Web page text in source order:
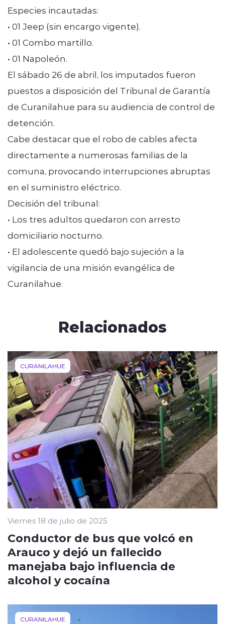
Especies incautadas:
• 01 Jeep (sin encargo vigente).
• 01 Combo martillo.
• 01 Napoleón.
El sábado 26 de abril, los imputados fueron
puestos a disposición del Tribunal de Garantía
de Curanilahue para su audiencia de control de
detención.
Cabe destacar que el robo de cables afecta
directamente a numerosas familias de la
comuna, provocando interrupciones abruptas
en el suministro eléctrico.
Decisión del tribunal:
• Los tres adultos quedaron con arresto
domiciliario nocturno.
• El adolescente quedó bajo sujeción a la
vigilancia de una misión evangélica de
Curanilahue.
Relacionados
CURANILAHUE
Viernes 18 de julio de 2025
Conductor de bus que volcó en
Arauco y dejó un fallecido
manejaba bajo influencia de
alcohol y cocaína
CURANILAHUE